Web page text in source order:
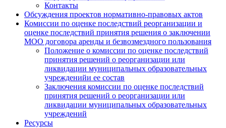
Контакты
Обсуждения проектов нормативно-правовых актов
Комиссии по оценке последствий реорганизации и
оценке последствий принятия решения о заключении
МОО договора аренды и безвозмездного пользования
Положение о комиссии по оценке последствий
принятия решений о реорганизации или
ликвидации муниципальных образовательных
учрежденийи ее состав
Заключения комиссии по оценке последствий
принятия решений о реорганизации или
ликвидации муниципальных образовательных
учреждений
Ресурсы